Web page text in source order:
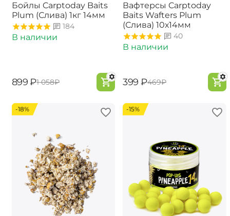
Бойлы Carptoday Baits
Plum (Слива) 1кг 14мм
184
В наличии
‍899‍ ₽‍1 058‍₽
Вафтерсы Carptoday
Baits Wafters Plum
(Слива) 10х14мм
40
В наличии
‍399‍ ₽‍469‍₽
-18% -15%